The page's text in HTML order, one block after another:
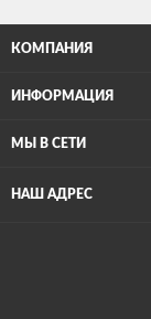
КОМПАНИЯ
ИНФОРМАЦИЯ
МЫ В СЕТИ
НАШ АДРЕС